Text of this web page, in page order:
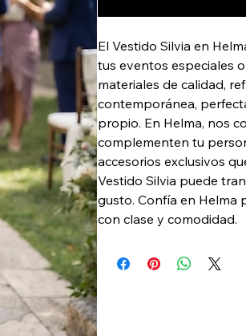
El Vestido Silvia en
tus eventos especiales
materiales de calidad,
contemporánea,
propio. En Helma, nos
complementen tu
accesorios exclusivos
Vestido Silvia puede
gusto. Confía en Helma
con clase y comodidad.